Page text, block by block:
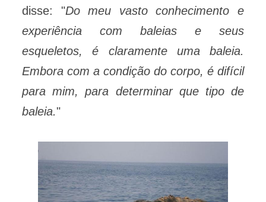
disse: "Do meu vasto conhecimento e
experiência com baleias e seus
esqueletos, é claramente uma baleia.
Embora com a condição do corpo, é difícil
para mim, para determinar que tipo de
baleia."